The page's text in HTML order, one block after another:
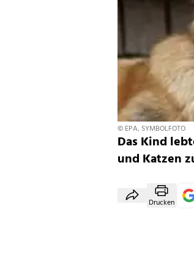
© EPA, SYMBOLFOTO
Das Kind
und Katzen
Drucken